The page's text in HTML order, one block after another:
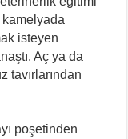
isteyen
Aç ya da
tavırlarından
poşetinden